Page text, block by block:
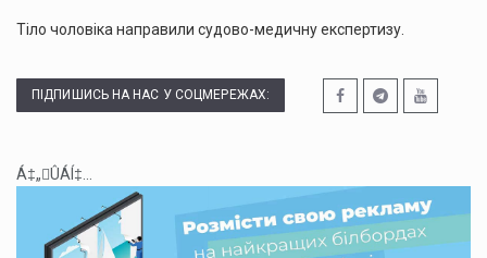
Тіло чоловіка направили судово-медичну експертизу.
ПІДПИШИСЬ НА НАС У СОЦМЕРЕЖАХ:
Á‡„ÛÁÍ‡...